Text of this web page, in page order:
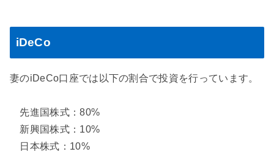
iDeCo
妻のiDeCo口座では以下の割合で投資を行っています。
先進国株式：80%
新興国株式：10%
日本株式：10%